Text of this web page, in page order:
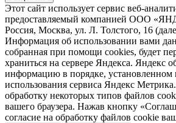
Этот сайт использует сервис веб-
предоставляемый компанией ООО
Россия, Москва, ул. Л. Толстого, 16
Информация об использовании вами
собранная при помощи cookies, будет
храниться на сервере Яндекса. Яндекс
информацию в порядке, установленном
использования сервиса Яндекс
обработку некоторых типов файлов
вашего браузера. Нажав кнопку
согласие на обработку файлов cookie